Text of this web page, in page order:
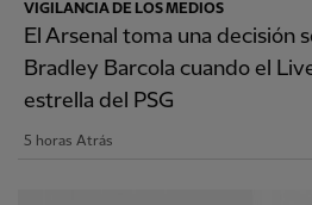
VIGILANCIA DE LOS MEDIOS
El Arsenal toma una decisión
Bradley Barcola cuando el
estrella del PSG
5 horas Atrás